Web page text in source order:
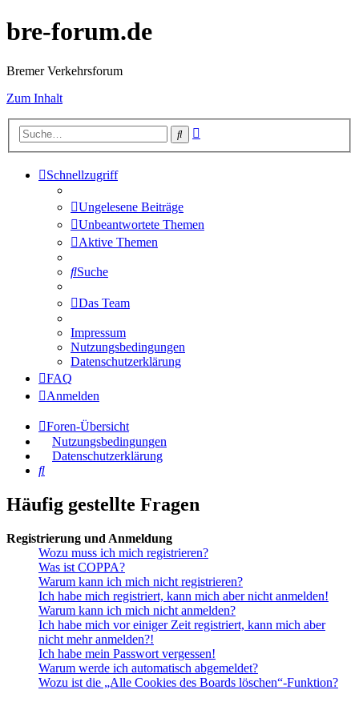
bre-forum.de
Bremer Verkehrsforum
Zum Inhalt
Suche
Schnellzugriff
Ungelesene Beiträge
Unbeantwortete Themen
Aktive Themen
Suche
Das Team
Impressum
Nutzungsbedingungen
Datenschutzerklärung
FAQ
Anmelden
Foren-Übersicht
Nutzungsbedingungen
Datenschutzerklärung
Suche
Häufig gestellte Fragen
Registrierung und Anmeldung
Wozu muss ich mich registrieren?
Was ist COPPA?
Warum kann ich mich nicht registrieren?
Ich habe mich registriert, kann mich aber nicht anmelden!
Warum kann ich mich nicht anmelden?
Ich habe mich vor einiger Zeit registriert, kann mich aber
nicht mehr anmelden?!
Ich habe mein Passwort vergessen!
Warum werde ich automatisch abgemeldet?
Wozu ist die „Alle Cookies des Boards löschen“-Funktion?